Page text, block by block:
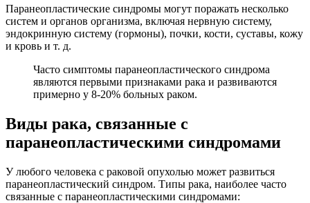
Паранеопластические синдромы могут поражать несколько
систем и органов организма, включая нервную систему,
эндокринную систему (гормоны), почки, кости, суставы, кожу
и кровь и т. д.
Часто симптомы паранеопластического синдрома
являются первыми признаками рака и развиваются
примерно у 8-20% больных раком.
Виды рака, связанные с
паранеопластическими синдромами
У любого человека с раковой опухолью может развиться
паранеопластический синдром. Типы рака, наиболее часто
связанные с паранеопластическими синдромами: